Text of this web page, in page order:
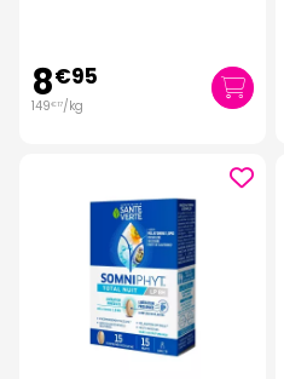
8€95
149€ 17/kg